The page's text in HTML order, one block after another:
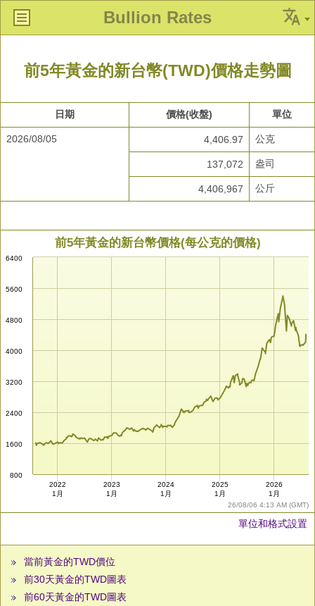
Bullion Rates
前5年黃金的新台幣(TWD)價格走勢圖
日期 價格(收盤) 單位
2026/08/05 4,406.97 公克
137,072 盎司
4,406,967 公斤
26/08/06 4:13 AM (GMT)
前5年黃金的新台幣價格(每公克的價格)
800
1600
2400
3200
4000
4800
5600
6400
2022
1月
2023
1月
2024
1月
2025
1月
2026
1月
單位和格式設置
當前黃金的TWD價位
前30天黃金的TWD圖表
前60天黃金的TWD圖表